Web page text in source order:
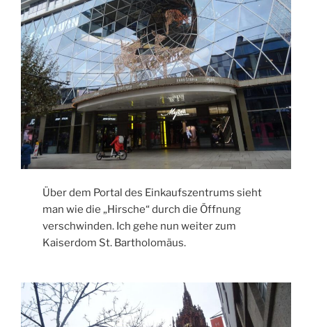
Über dem Portal des Einkaufszentrums sieht
man wie die „Hirsche“ durch die Öffnung
verschwinden. Ich gehe nun weiter zum
Kaiserdom St. Bartholomäus.